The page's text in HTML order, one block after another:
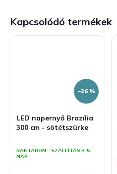
Kapcsolódó termékek
–26 %
LED napernyő Brazília
300 cm - sötétszürke
termék
átlagos
RAKTÁRON - SZÁLLÍTÁS 3-5
NAP